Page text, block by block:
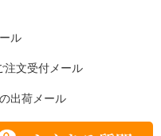
ル
注文受付メール
出荷メール